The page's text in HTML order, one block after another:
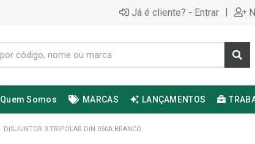
Já é cliente? - Entrar |
Quem Somos MARCAS LANÇAMENTOS
DISJUNTOR 3 TRIPOLAR DIN 050A BRANCO